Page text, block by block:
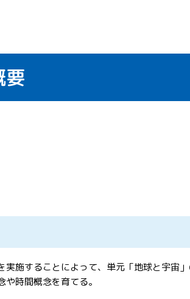
要
施することによって、単元「地球と宇宙
時間概念を育てる。